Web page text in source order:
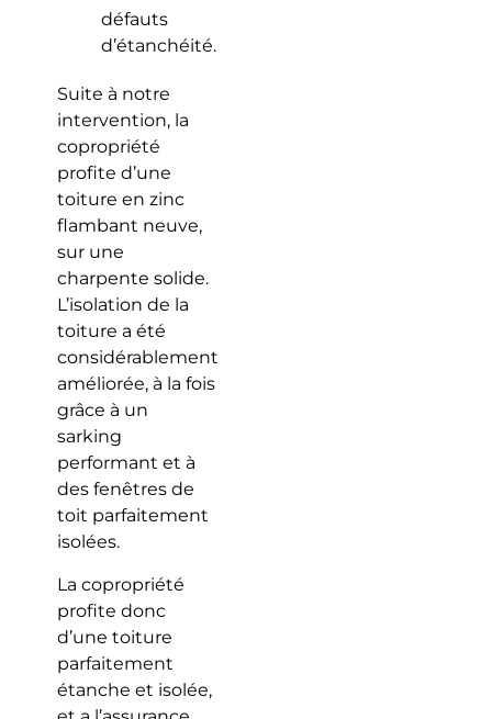
défauts
d’étanchéité.
Suite à notre
intervention, la
copropriété
profite d’une
toiture en zinc
flambant neuve,
sur une
charpente solide.
L’isolation de la
toiture a été
considérablement
améliorée, à la fois
grâce à un
sarking
performant et à
des fenêtres de
toit parfaitement
isolées.
La copropriété
profite donc
d’une toiture
parfaitement
étanche et isolée,